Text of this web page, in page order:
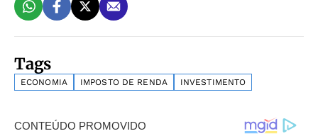
Tags
ECONOMIA IMPOSTO DE RENDA INVESTIMENTO